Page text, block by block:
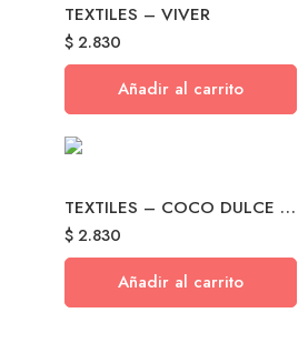
TEXTILES – VIVER
$2.830
Añadir al carrito
TEXTILES – COCO DULCE DE LECHE
$2.830
Añadir al carrito